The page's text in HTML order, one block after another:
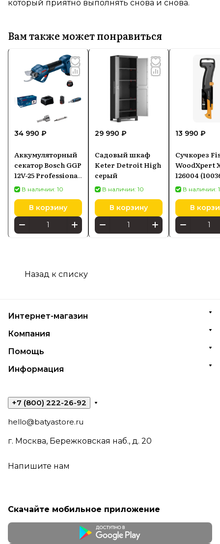
который приятно выполнять снова и снова.
Вам также может понравиться
34 990 ₽
Аккумуляторный
секатор Bosch GGP
12V-25 Professional
06008D8100
В наличии: 10
В корзину
29 990 ₽
Садовый шкаф
Keter Detroit High
серый
В наличии: 10
В корзину
13 990 ₽
Сучкорез
WoodXpert
126004
В наличии:
В
Назад к списку
Интернет-магазин
Компания
Помощь
Информация
+7 (800) 222-26-92
hello@batyastore.ru
г. Москва, Бережковская наб., д. 20
Напишите нам
Скачайте мобильное приложение